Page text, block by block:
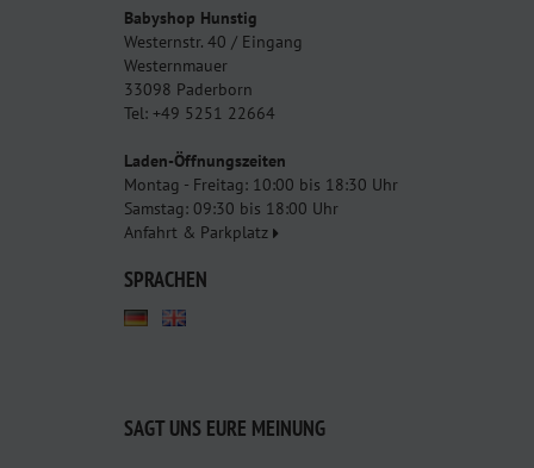
Babyshop Hunstig
Westernstr. 40 / Eingang
Westernmauer
33098 Paderborn
Tel: +49 5251 22664
Laden-Öffnungszeiten
Montag - Freitag: 10:00 bis 18:30 Uhr
Samstag: 09:30 bis 18:00 Uhr
Anfahrt & Parkplatz
SPRACHEN
SAGT UNS EURE MEINUNG